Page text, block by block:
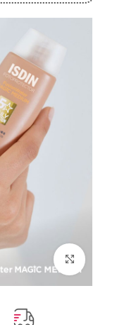
بزرگنمایی تصویر